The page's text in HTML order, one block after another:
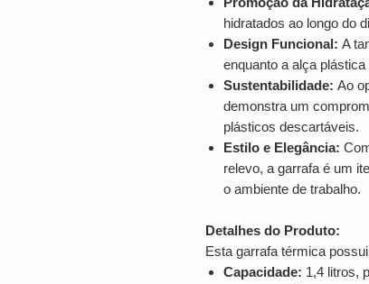
hidratados ao longo do
Design Funcional: A
enquanto a alça
Sustentabilidade: Ao
demonstra um
plásticos descartáveis.
Estilo e Elegância:
relevo, a garrafa é um
o ambiente de trabalho.
Detalhes do Produto:
Esta garrafa térmica
Capacidade: 1,4 litros,